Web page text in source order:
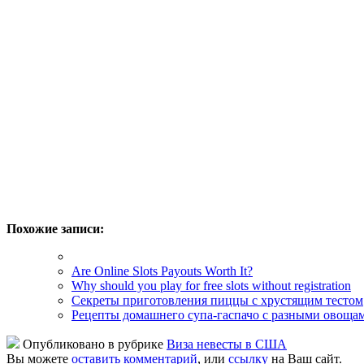
Похожие записи:
Are Online Slots Payouts Worth It?
Why should you play for free slots without registration
Секреты приготовления пиццы с хрустящим тестом
Рецепты домашнего супа-гаспачо с разными
Опубликовано в рубрике Виза невесты в США
Вы можете оставить комментарий, или ссылку на Ваш сайт.